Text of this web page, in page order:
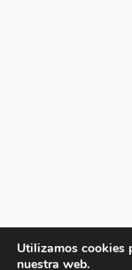
Utilizamos cookies
nuestra web.